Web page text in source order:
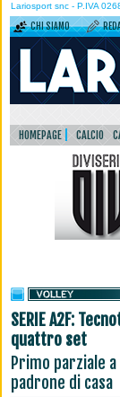
Lariosport snc - P.IVA
CHI SIAMO
HOMEPAGE CALCIO
SERIE A2F:
quattro set
Primo parziale
padrone di casa